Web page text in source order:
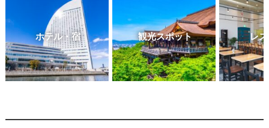
ホテル・宿 観光スポット レ